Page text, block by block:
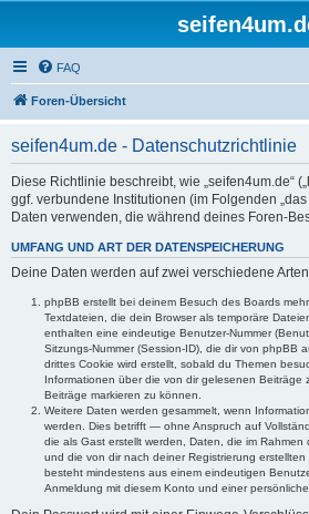
FAQ
Foren-Übersicht
seifen4um.de - Datenschutzrichtlinie
Diese Richtlinie beschreibt, wie „seifen4um.de“
ggf. verbundene Institutionen (im Folgenden
Daten verwenden, die während deines Foren-
UMFANG UND ART DER DATENSPEICHERUNG
Deine Daten werden auf zwei verschiedene
phpBB erstellt bei deinem Besuch des Boards
Textdateien, die dein Browser als temporäre
enthalten eine eindeutige Benutzer-Nummer
Sitzungs-Nummer (Session-ID), die dir von phpBB
drittes Cookie wird erstellt, sobald du Themen
Informationen über die von dir gelesenen Beiträge
Beiträge markieren zu können.
Weitere Daten werden gesammelt, wenn
werden. Dies betrifft — ohne Anspruch auf
die als Gast erstellt werden, Daten, die im Rahmen
und die von dir nach deiner Registrierung
besteht mindestens aus einem eindeutigen
Anmeldung mit diesem Konto und einer